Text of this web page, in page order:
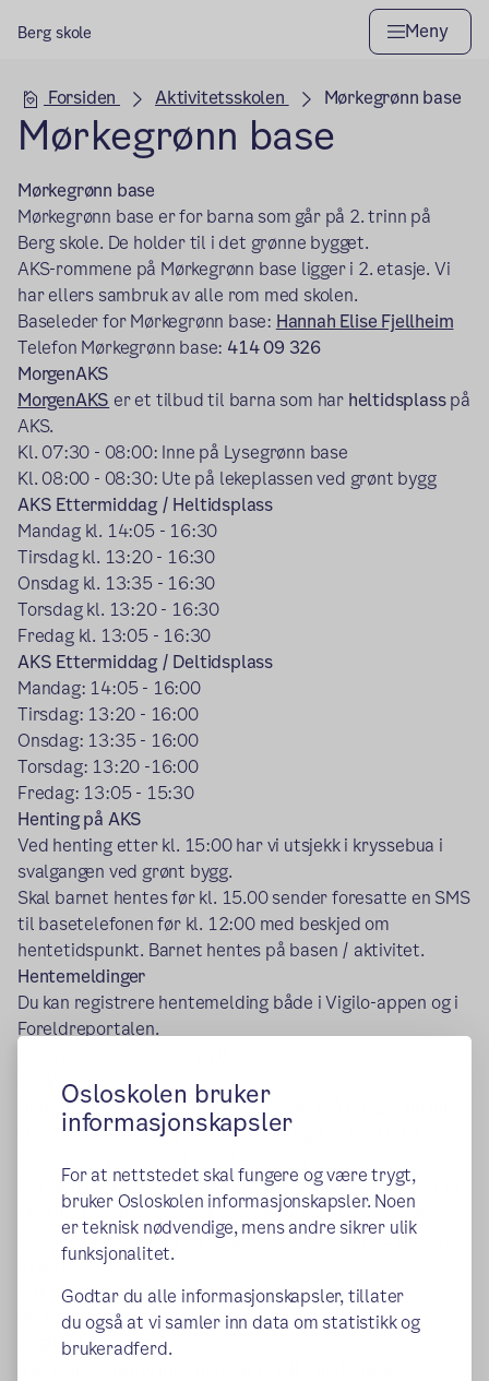
Osloskolen bruker
informasjonskapsler
For at nettstedet skal fungere og være trygt,
bruker Osloskolen informasjonskapsler. Noen
er teknisk nødvendige, mens andre sikrer ulik
funksjonalitet.
Godtar du alle informasjonskapsler, tillater
du også at vi samler inn data om statistikk og
brukeradferd.
Berg skole Meny
Hovedseksjon
Forsiden Aktivitetsskolen Mørkegrønn base
Mørkegrønn base
Mørkegrønn base
Mørkegrønn base er for barna som går på 2. trinn på
Berg skole. De holder til i det grønne bygget.
AKS-rommene på Mørkegrønn base ligger i 2. etasje. Vi
har ellers sambruk av alle rom med skolen.
Baseleder for Mørkegrønn base: Hannah Elise Fjellheim
Telefon Mørkegrønn base: 414 09 326
MorgenAKS
MorgenAKS er et tilbud til barna som har heltidsplasspå
AKS.
Kl. 07:30 - 08:00: Inne på Lysegrønn base
Kl. 08:00 - 08:30: Ute på lekeplassen ved grønt bygg
AKS Ettermiddag / Heltidsplass
Mandag kl. 14:05 - 16:30
Tirsdag kl. 13:20 - 16:30
Onsdag kl. 13:35 - 16:30
Torsdag kl. 13:20 - 16:30
Fredag kl. 13:05 - 16:30
AKS Ettermiddag / Deltidsplass
Mandag: 14:05 - 16:00
Tirsdag: 13:20 - 16:00
Onsdag: 13:35 - 16:00
Torsdag: 13:20 -16:00
Fredag: 13:05 - 15:30
Henting på AKS
Ved henting etter kl. 15:00 har vi utsjekk i kryssebua i
svalgangen ved grønt bygg.
Skal barnet hentes før kl. 15.00 sender foresatte en SMS
til basetelefonen før kl. 12:00 med beskjed om
hentetidspunkt. Barnet hentes på basen / aktivitet.
Hentemeldinger
Du kan registrere hentemelding både i Vigilo-appen og i
Foreldreportalen.
Beskjeder
Hentemeldinger, meldinger og fravær må legges inn innen
kl. 12.00 samme dag i Vigilo. Meldinger etter kl. 12.00
Det skal gis beskjed til baselederHannahdersom det er
endring i rutiner som f.eks. ved henting av andre enn
foresatte. Barn uten skriftlige beskjeder vil ikke bli sendt
avgårde.
E-post
Brukes fortsatt for kommunikasjon som ikke gjelder
daglige henteavtaler.